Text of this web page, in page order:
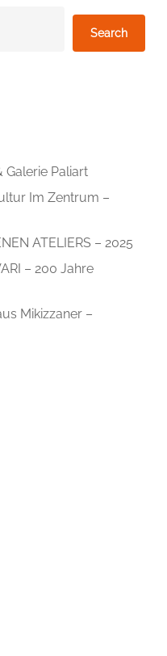
Search
Galerie Paliart
Im Zentrum –
ATELIERS – 2025
– 200 Jahre
Mikizzaner –